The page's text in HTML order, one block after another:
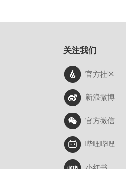
关注我们
官方社区
新浪微博
官方微信
哔哩哔哩